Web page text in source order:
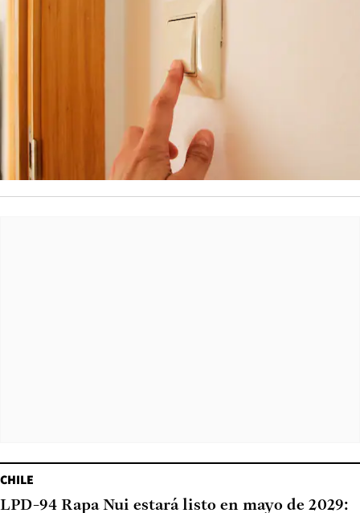
CHILE
LPD-94 Rapa Nui estará listo en mayo de 2029: